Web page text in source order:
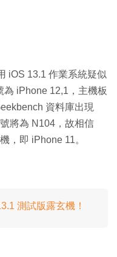
iOS 13.1 作業系統疑似
iPhone 12,1，主機板
資料庫出現
將為 N104，故相信
，即 iPhone 11。
測試版露玄機！